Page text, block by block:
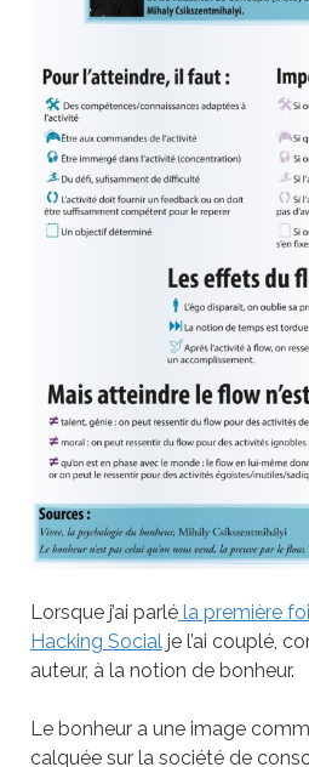
Lorsque j’ai parléla première
Hacking Socialje l’ai couplé,
auteur, à la notion de bonheur.
Le bonheur a une image
calquée sur la société de